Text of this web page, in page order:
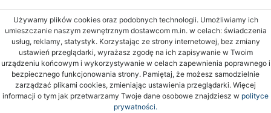
Używamy plików cookies oraz podobnych technologii. Umożliwiamy ich
umieszczanie naszym zewnętrznym dostawcom m.in. w celach: świadczenia
usług, reklamy, statystyk. Korzystając ze strony internetowej, bez zmiany
ustawień przeglądarki, wyrażasz zgodę na ich zapisywanie w Twoim
urządzeniu końcowym i wykorzystywanie w celach zapewnienia poprawnego i
bezpiecznego funkcjonowania strony. Pamiętaj, że możesz samodzielnie
zarządzać plikami cookies, zmieniając ustawienia przeglądarki. Więcej
informacji o tym jak przetwarzamy Twoje dane osobowe znajdziesz w polityce
prywatności.